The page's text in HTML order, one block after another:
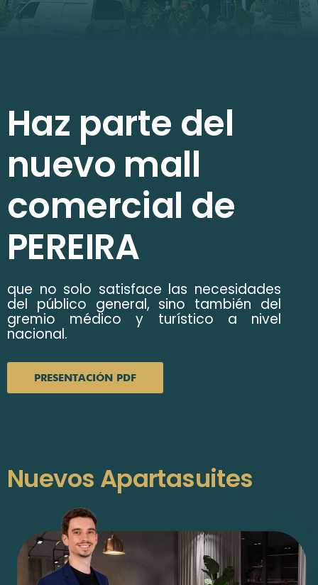
Haz parte del
nuevo mall
comercial de
PEREIRA
que no solo satisface las necesidades
del público general, sino también del
gremio médico y turístico a nivel
nacional.
PRESENTACIÓN PDF
Nuevos Apartasuites